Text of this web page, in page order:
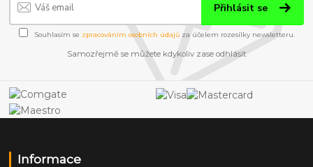
Přihlásit se
Souhlasím se zpracováním osobních údajůza účelem rozesílky newsletteru.
Samozřejmě se můžete kdykoliv zase odhlásit
Informace